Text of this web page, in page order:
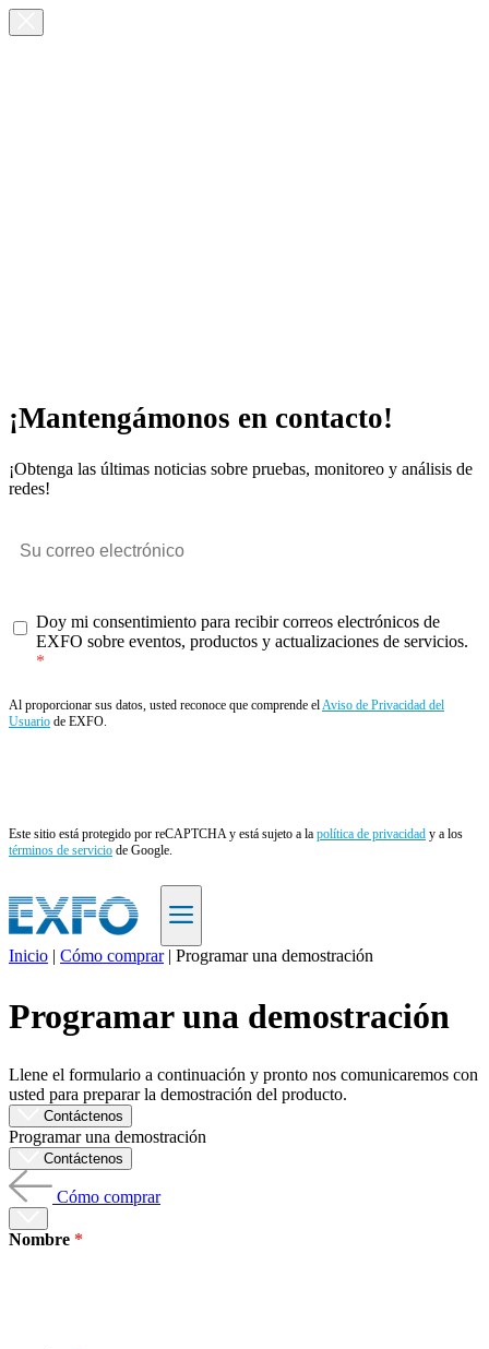
¡Mantengámonos en contacto!
¡Obtenga las últimas noticias sobre pruebas, monitoreo y análisis de
redes!
Doy mi consentimiento para recibir correos electrónicos de
EXFO sobre eventos, productos y actualizaciones de servicios.
Al proporcionar sus datos, usted reconoce que comprende elAviso de Privacidad del
Usuario de EXFO.
Este sitio está protegido por reCAPTCHA y está sujeto a la política de privacidad y a los
términos de servicio de Google.
Productos
Asistencia
Servicios
Cómo
comprar
Recursos
Contacto
Inicio | Cómo comprar | Programar una demostración
Programar una demostración
Llene el formulario a continuación y pronto nos comunicaremos con
usted para preparar la demostración del producto.
Contáctenos
Programar una demostración
Contáctenos
Cómo comprar
Nombre